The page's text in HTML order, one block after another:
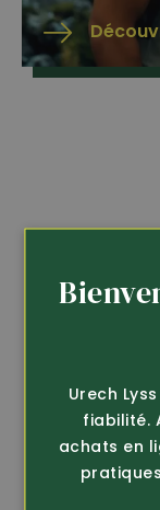
Urech
fiabilité.
achats en